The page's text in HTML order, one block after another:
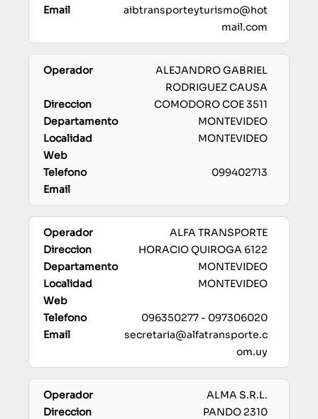
aibtransporteyturismo@hot
mail.com
ALEJANDRO GABRIEL
RODRIGUEZ CAUSA
COMODORO COE 3511
MONTEVIDEO
MONTEVIDEO
099402713
ALFA TRANSPORTE
HORACIO QUIROGA 6122
MONTEVIDEO
MONTEVIDEO
096350277 - 097306020
secretaria@alfatransporte.c
om.uy
ALMA S.R.L.
PANDO 2310